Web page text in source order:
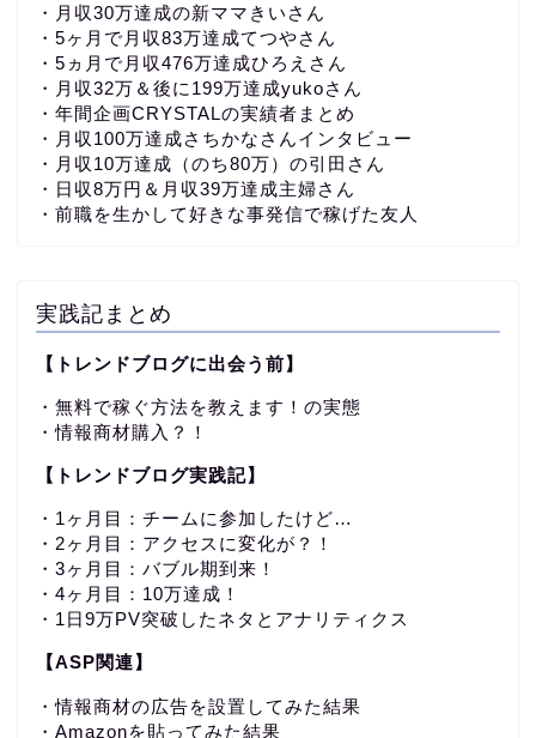
・ 月収30万達成の新ママきいさん
・5ヶ月で月収83万達成てつやさん
・5ヵ月で月収476万達成ひろえさん
・月収32万＆後に199万達成yukoさん
・ 年間企画CRYSTALの実績者まとめ
・月収100万達成さちかなさんインタビュー
・月収10万達成（のち80万）の引田さん
・日収8万円＆月収39万達成主婦さん
・前職を生かして好きな事発信で稼げた友人
実践記まとめ
【トレンドブログに出会う前】
・無料で稼ぐ方法を教えます！の実態
・情報商材購入？！
【トレンドブログ実践記】
・1ヶ月目：チームに参加したけど…
・2ヶ月目：アクセスに変化が？！
・3ヶ月目：バブル期到来！
・4ヶ月目：10万達成！
・1日9万PV突破したネタとアナリティクス
【ASP関連】
・情報商材の広告を設置してみた結果
・Amazonを貼ってみた結果